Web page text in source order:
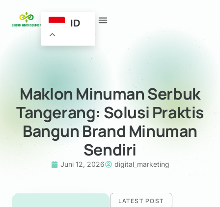
ID
Maklon Minuman Serbuk
Tangerang: Solusi Praktis
Bangun Brand Minuman
Sendiri
Juni 12, 2026 digital_marketing
LATEST POST